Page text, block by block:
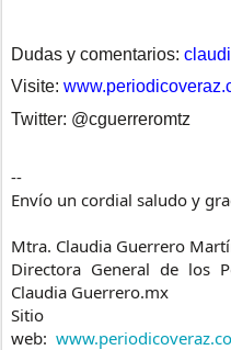
Dudas y comentarios:
Visite:
Twitter: @cguerreromtz
--
Envío un cordial saludo y
Mtra. Claudia Guerrero
Directora General de los
Claudia Guerrero.mx
Sitio
web: